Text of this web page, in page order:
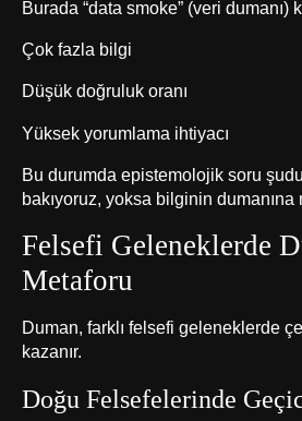
Burada “data smoke” (veri dumanı)
Çok fazla bilgi
Düşük doğruluk oranı
Yüksek yorumlama ihtiyacı
Bu durumda epistemolojik soru
bakıyoruz, yoksa bilginin dumanına
Felsefi Geleneklerde
Metaforu
Duman, farklı felsefi geleneklerde
kazanır.
Doğu Felsefelerinde